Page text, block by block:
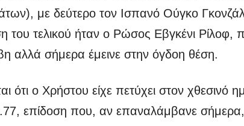
με δεύτερο τον Ισπανό Ούγκο
του τελικού ήταν ο Ρώσος Εβγκένι Ρίλοφ,
αλλά σήμερα έμεινε στην όγδοη θέση.
ότι ο Χρήστου είχε πετύχει στον χθεσινό
επίδοση που, αν επαναλάμβανε σήμερα,